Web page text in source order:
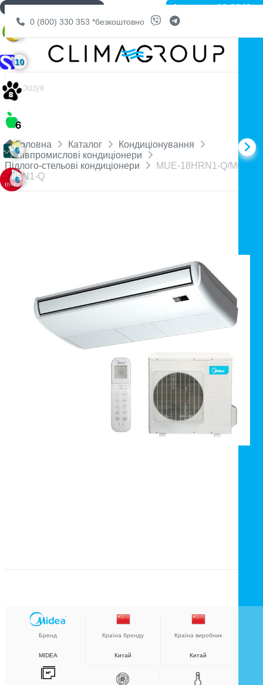
0 (800) 330 353 *безкоштовно
Головна Каталог
Кондиціонування
Напівпромислові кондиціонери
Підлого-стельові кондиціонери
MUE-18HRN1-Q/MOU-
18HN1-Q
Артикул: 10-2049
ДОСТАВКА БЕЗКОШТОВНО
10
6
6
Бренд
MIDEA
Країна бренду
Китай
Країна виробник
Китай